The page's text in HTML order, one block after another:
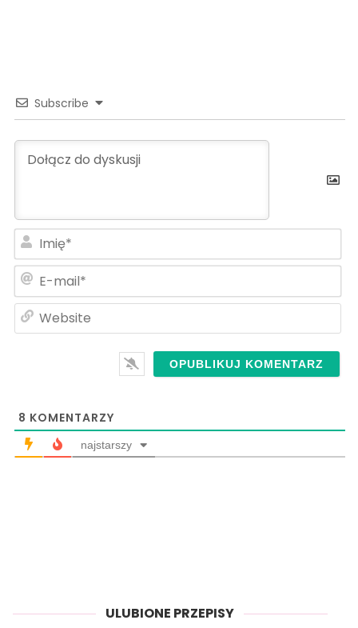
Subscribe
8 KOMENTARZY
najstarszy
ULUBIONE PRZEPISY